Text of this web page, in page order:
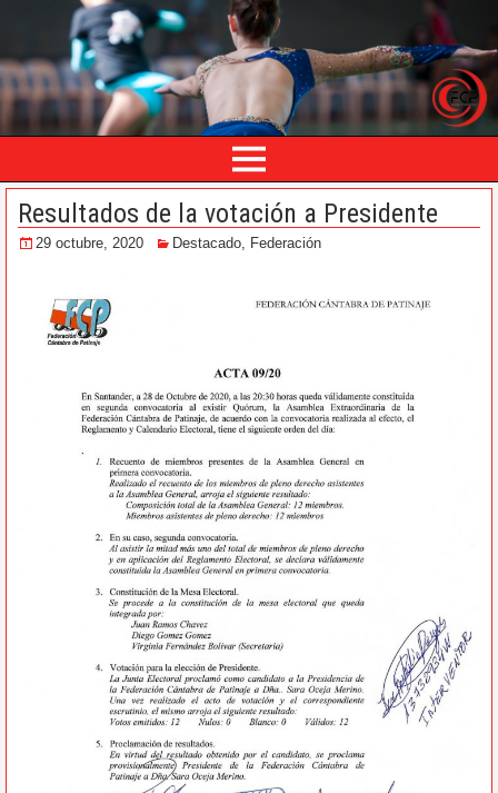
Resultados de la votación a Presidente
29 octubre, 2020 Destacado Federación